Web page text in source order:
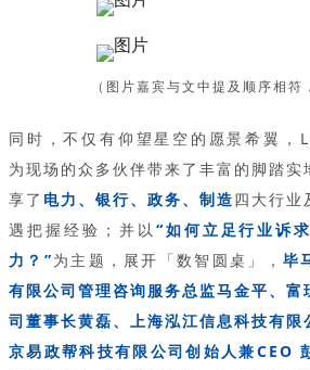
（图片嘉宾与文中提及顺序相符
同时，不仅有仰望星空的愿景希翼
为现场的众多伙伴带来了丰富的脚踏实
享了 电力、银行、政务、制造四大行业
遇把握经验；并以 “如何立足行业诉
力？”为主题，展开「数智圆桌」， 毕
有限公司管理咨询服务总监马金平、富
司董事长黄磊、上海泓江信息科技有
京易政帮科技有限公司创始人兼CEO